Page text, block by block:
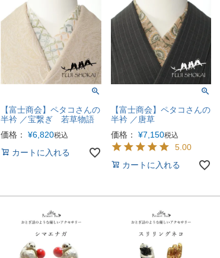
【富士商会】ペタコさんの
半衿 ／宝繋ぎ 若草物語
価格：
¥6,820税込
カートに入れる
【富士商会】ペタコさんの
半衿 ／唐草
価格：
¥7,150税込
5.00
カートに入れる